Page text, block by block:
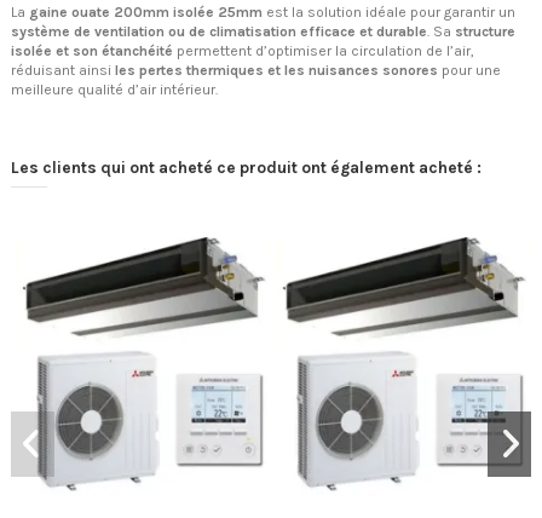
La gaine ouate 200mm isolée 25mm est la solution idéale pour garantir un
système de ventilation ou de climatisation efficace et durable. Sa structure
isolée et son étanchéité permettent d’optimiser la circulation de l’air,
réduisant ainsi les pertes thermiques et les nuisances sonores pour une
meilleure qualité d’air intérieur.
Les clients qui ont acheté ce produit ont également acheté :